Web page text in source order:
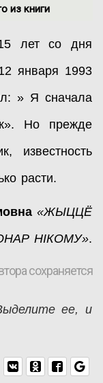
из книги
лет со дня
января 1993
» Я сначала
Но прежде
известность
расти.
«ЖЫЦЦЁ
НІКОМУ».
сохраняется
ее, и